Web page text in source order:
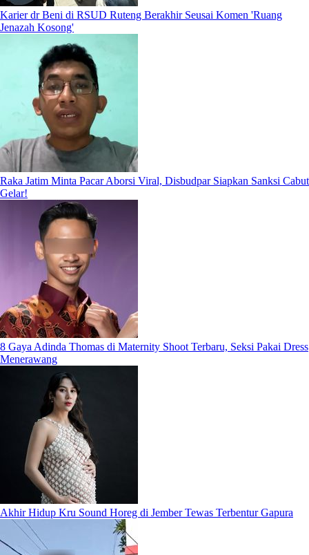
Karier dr Beni di RSUD Ruteng Berakhir Seusai Komen 'Ruang
Jenazah Kosong'
Raka Jatim Minta Pacar Aborsi Viral, Disbudpar Siapkan Sanksi Cabut
Gelar!
8 Gaya Adinda Thomas di Maternity Shoot Terbaru, Seksi Pakai Dress
Menerawang
Akhir Hidup Kru Sound Horeg di Jember Tewas Terbentur Gapura